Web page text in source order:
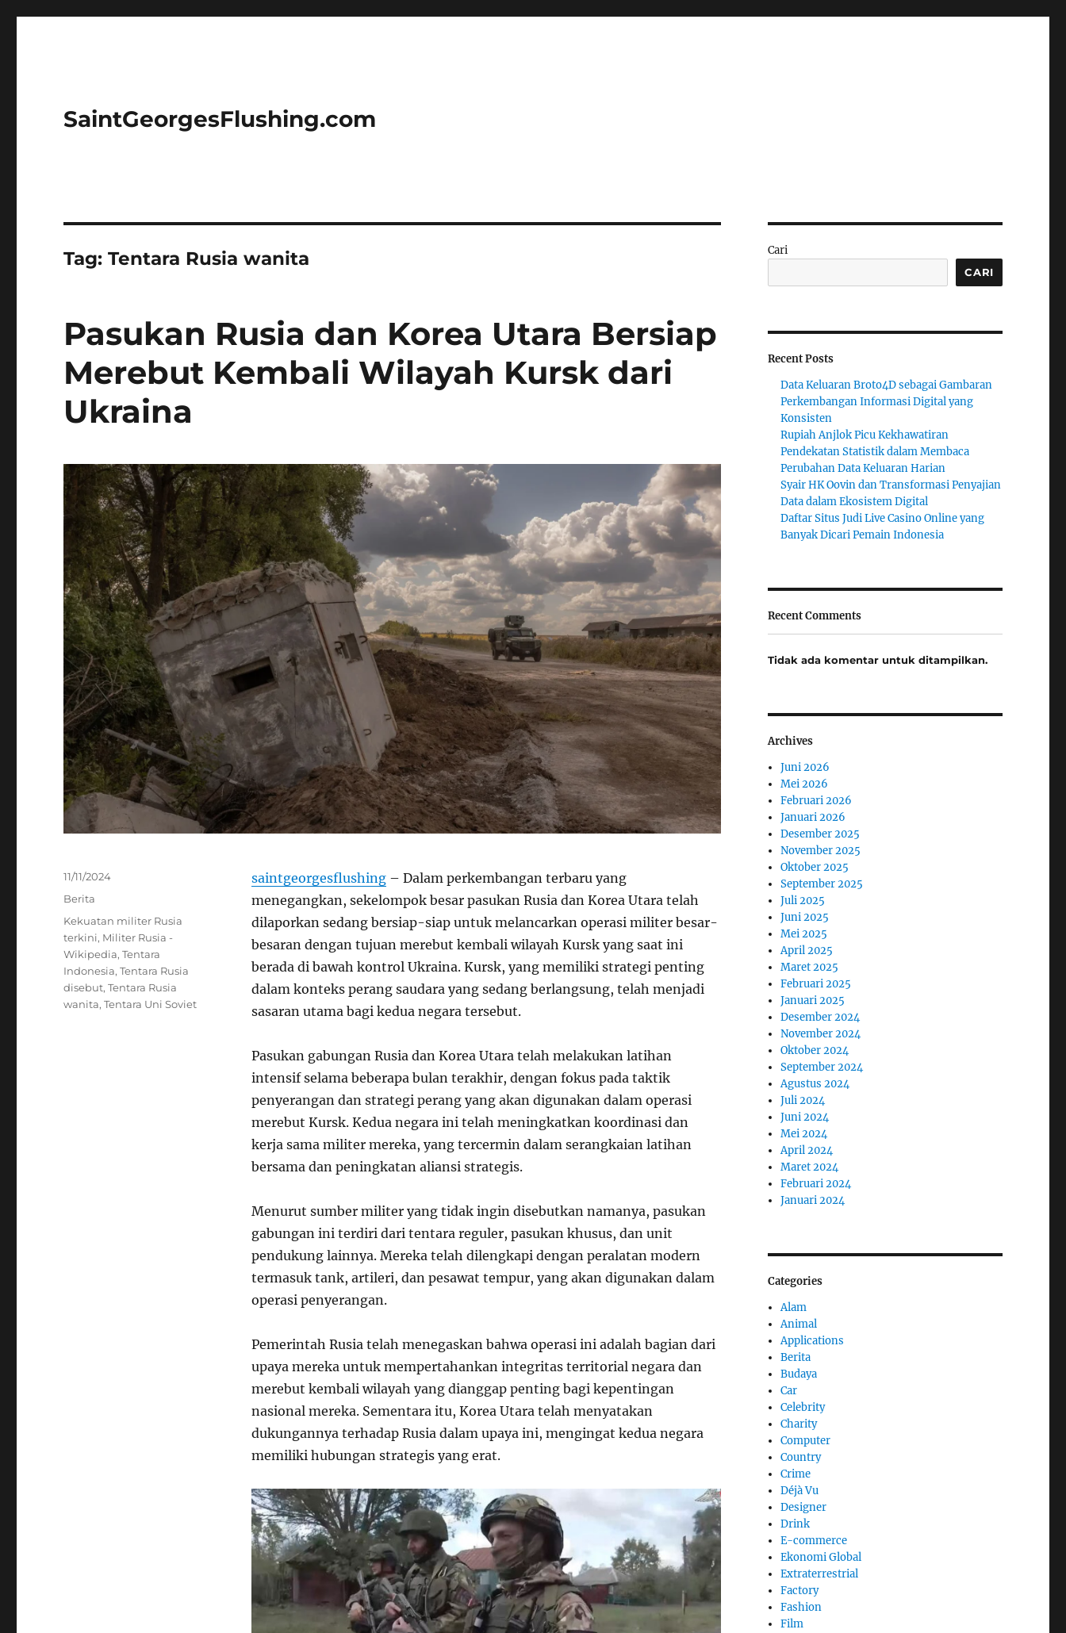
SaintGeorgesFlushing.com
Tag:Tentara Rusia wanita
Pasukan Rusia dan Korea Utara Bersiap
Merebut Kembali Wilayah Kursk dari
Ukraina
saintgeorgesflushing– Dalam perkembangan terbaru yang
menegangkan, sekelompok besar pasukan Rusia dan Korea Utara telah
dilaporkan sedang bersiap-siap untuk melancarkan operasi militer besar-
besaran dengan tujuan merebut kembali wilayah Kursk yang saat ini
berada di bawah kontrol Ukraina. Kursk, yang memiliki strategi penting
dalam konteks perang saudara yang sedang berlangsung, telah menjadi
sasaran utama bagi kedua negara tersebut.
Pasukan gabungan Rusia dan Korea Utara telah melakukan latihan
intensif selama beberapa bulan terakhir, dengan fokus pada taktik
penyerangan dan strategi perang yang akan digunakan dalam operasi
merebut Kursk. Kedua negara ini telah meningkatkan koordinasi dan
kerja sama militer mereka, yang tercermin dalam serangkaian latihan
bersama dan peningkatan aliansi strategis.
Menurut sumber militer yang tidak ingin disebutkan namanya, pasukan
gabungan ini terdiri dari tentara reguler, pasukan khusus, dan unit
pendukung lainnya. Mereka telah dilengkapi dengan peralatan modern
termasuk tank, artileri, dan pesawat tempur, yang akan digunakan dalam
operasi penyerangan.
Pemerintah Rusia telah menegaskan bahwa operasi ini adalah bagian dari
upaya mereka untuk mempertahankan integritas territorial negara dan
merebut kembali wilayah yang dianggap penting bagi kepentingan
nasional mereka. Sementara itu, Korea Utara telah menyatakan
dukungannya terhadap Rusia dalam upaya ini, mengingat kedua negara
memiliki hubungan strategis yang erat.
Posted
11/11/2024
Categories
Berita
Tags
Kekuatan militer Rusia
terkini, Militer Rusia -
Wikipedia,Tentara
Indonesia,Tentara Rusia
disebut,Tentara Rusia
wanita,Tentara Uni Soviet
Cari
CARI
Recent Posts
Data Keluaran Broto4D sebagai Gambaran
Perkembangan Informasi Digital yang
Konsisten
Rupiah Anjlok Picu Kekhawatiran
Pendekatan Statistik dalam Membaca
Perubahan Data Keluaran Harian
Syair HK Oovin dan Transformasi Penyajian
Data dalam Ekosistem Digital
Daftar Situs Judi Live Casino Online yang
Banyak Dicari Pemain Indonesia
Recent Comments
Tidak ada komentar untuk ditampilkan.
Archives
Juni 2026
Mei 2026
Februari 2026
Januari 2026
Desember 2025
November 2025
Oktober 2025
September 2025
Juli 2025
Juni 2025
Mei 2025
April 2025
Maret 2025
Februari 2025
Januari 2025
Desember 2024
November 2024
Oktober 2024
September 2024
Agustus 2024
Juli 2024
Juni 2024
Mei 2024
April 2024
Maret 2024
Februari 2024
Januari 2024
Categories
Alam
Animal
Applications
Berita
Budaya
Car
Celebrity
Charity
Computer
Country
Crime
Déjà Vu
Designer
Drink
E-commerce
Ekonomi Global
Extraterrestrial
Factory
Fashion
Film